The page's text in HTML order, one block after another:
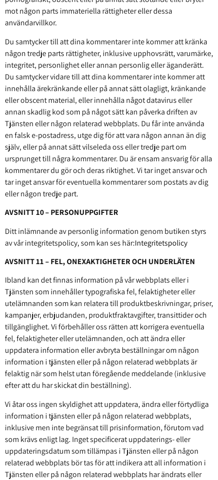
mot någon parts immateriella rättigheter eller dessa
användarvillkor.
Du samtycker till att dina kommentarer inte kommer att kränka
någon tredje parts rättigheter, inklusive upphovsrätt, varumärke,
integritet, personlighet eller annan personlig eller äganderätt.
Du samtycker vidare till att dina kommentarer inte kommer att
innehålla ärekränkande eller på annat sätt olagligt, kränkande
eller obscent material, eller innehålla något datavirus eller
annan skadlig kod som på något sätt kan påverka driften av
Tjänsten eller någon relaterad webbplats. Du får inte använda
en falsk e-postadress, utge dig för att vara någon annan än dig
själv, eller på annat sätt vilseleda oss eller tredje part om
ursprunget till några kommentarer. Du är ensam ansvarig för alla
kommentarer du gör och deras riktighet. Vi tar inget ansvar och
tar inget ansvar för eventuella kommentarer som postats av dig
eller någon tredje part.
AVSNITT 10 – PERSONUPPGIFTER
Ditt inlämnande av personlig information genom butiken styrs
av vår integritetspolicy, som kan ses här:Integritetspolicy
AVSNITT 11 – FEL, ONEXAKTIGHETER OCH UNDERLÄTEN
Ibland kan det finnas information på vår webbplats eller i
Tjänsten som innehåller typografiska fel, felaktigheter eller
utelämnanden som kan relatera till produktbeskrivningar, priser,
kampanjer, erbjudanden, produktfraktavgifter, transittider och
tillgänglighet. Vi förbehåller oss rätten att korrigera eventuella
fel, felaktigheter eller utelämnanden, och att ändra eller
uppdatera information eller avbryta beställningar om någon
information i tjänsten eller på någon relaterad webbplats är
felaktig när som helst utan föregående meddelande (inklusive
efter att du har skickat din beställning).
Vi åtar oss ingen skyldighet att uppdatera, ändra eller förtydliga
information i tjänsten eller på någon relaterad webbplats,
inklusive men inte begränsat till prisinformation, förutom vad
som krävs enligt lag. Inget specificerat uppdaterings- eller
uppdateringsdatum som tillämpas i Tjänsten eller på någon
relaterad webbplats bör tas för att indikera att all information i
Tjänsten eller på någon relaterad webbplats har ändrats eller